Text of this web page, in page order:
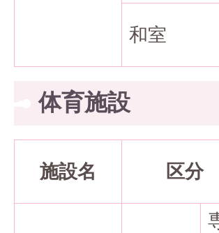
和室
体育施設
施設名 区分